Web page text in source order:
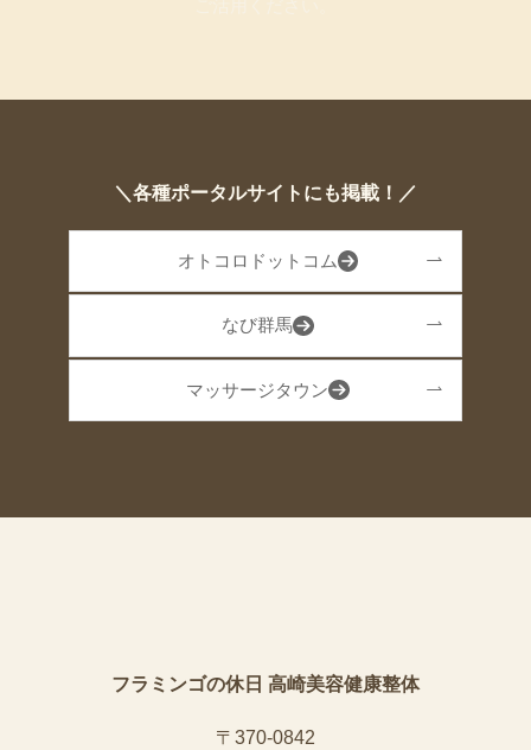
＼各種ポータルサイトにも掲載！／
オトコロドットコム
なび群馬
マッサージタウン
フラミンゴの休日 高崎美容健康整体
〒370-0842